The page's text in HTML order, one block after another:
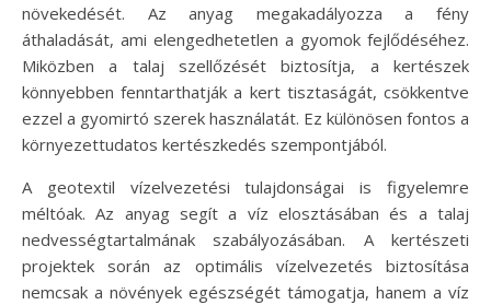
növekedését. Az anyag megakadályozza a fény
áthaladását, ami elengedhetetlen a gyomok fejlődéséhez.
Miközben a talaj szellőzését biztosítja, a kertészek
könnyebben fenntarthatják a kert tisztaságát, csökkentve
ezzel a gyomirtó szerek használatát. Ez különösen fontos a
környezettudatos kertészkedés szempontjából.
A geotextil vízelvezetési tulajdonságai is figyelemre
méltóak. Az anyag segít a víz elosztásában és a talaj
nedvességtartalmának szabályozásában. A kertészeti
projektek során az optimális vízelvezetés biztosítása
nemcsak a növények egészségét támogatja, hanem a víz